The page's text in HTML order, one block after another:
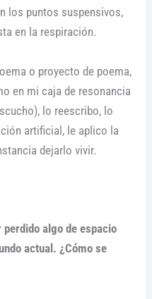
los puntos suspensivos,
en la respiración.
o proyecto de poema,
en mi caja de resonancia
lo reescribo, lo
artificial, le aplico la
dejarlo vivir.
algo de espacio
actual. ¿Cómo se